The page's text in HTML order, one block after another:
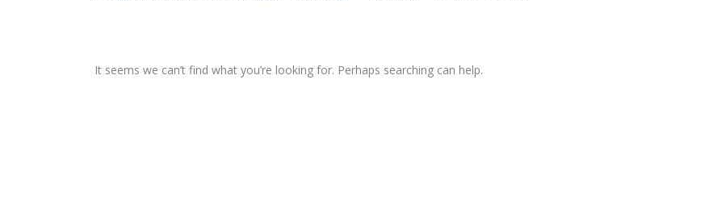
It seems we can’t find what you’re looking for. Perhaps searching can help.